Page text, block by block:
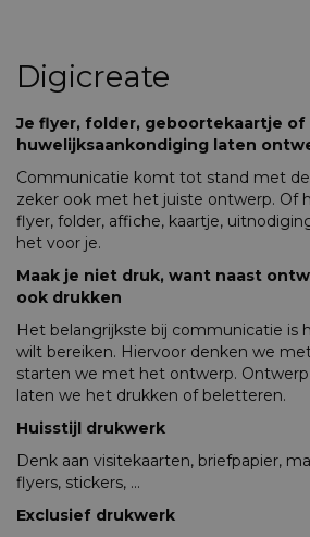
Digicreate
Je flyer, folder, geboortekaartje of
huwelijksaankondiging laten
Communicatie komt tot stand met
zeker ook met het juiste ontwerp. Of
flyer, folder, affiche, kaartje,
het voor je.
Maak je niet druk, want naast
ook drukken
Het belangrijkste bij communicatie is
wilt bereiken. Hiervoor denken we
starten we met het ontwerp.
laten we het drukken of beletteren.
Huisstijl drukwerk
Denk aan visitekaarten, briefpapier,
flyers, stickers, ...
Exclusief drukwerk